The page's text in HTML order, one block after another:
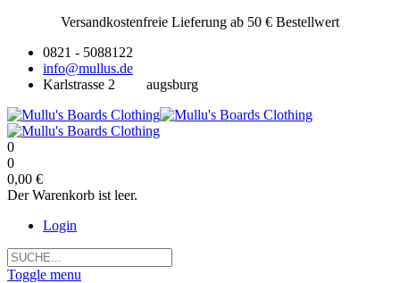
Versandkostenfreie Lieferung ab 50 € Bestellwert
0821 - 5088122
info@mullus.de
Karlstrasse 2
augsburg
0
0
0,00 €
Der Warenkorb ist leer.
Login
Toggle menu